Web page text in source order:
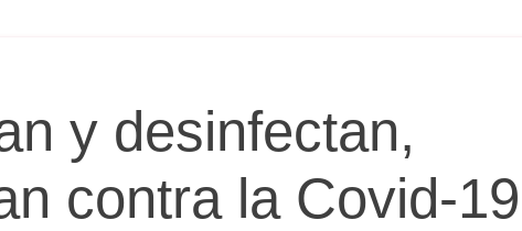
y desinfectan,
contra la Covid-19